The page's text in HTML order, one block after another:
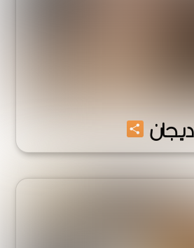
ديجان Share